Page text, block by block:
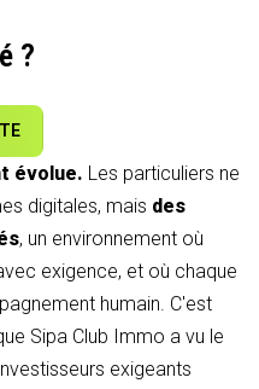
?
évolue. Les particuliers ne
digitales, mais des
, un environnement où
exigence, et où chaque
humain. C'est
Sipa Club Immo a vu le
exigeants